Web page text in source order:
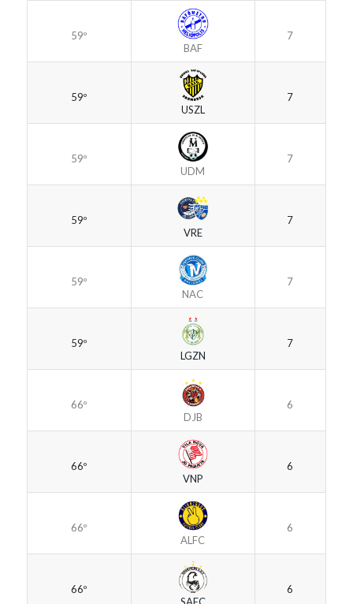
59º
BAF
7
59º
USZL
7
59º
UDM
7
59º
VRE
7
59º
NAC
7
59º
LGZN
7
66º
DJB
6
66º
VNP
6
66º
ALFC
6
66º
6